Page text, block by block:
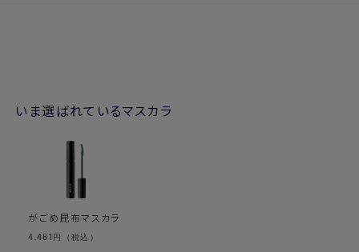
いま選ばれているマスカラ
がごめ昆布マスカラ
4,481 円（税込）